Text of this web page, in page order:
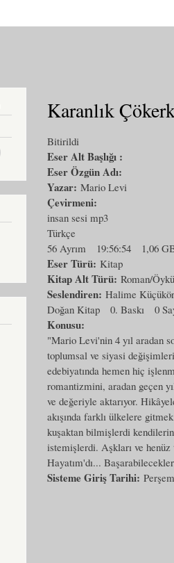
Karanlık
Bitirildi
Eser Alt Başlığı :
Eser Özgün Adı:
Yazar: Mario Levi
Çevirmeni:
insan sesi mp3
Türkçe
56 Ayrım
19:56:54 1,06
Eser Türü: Kitap
Kitap Alt Türü: Roman/Öykü
Seslendiren: Halime
Doğan Kitap
0. Baskı 0
Konusu:
"Mario Levi'nin 4 yıl aradan
toplumsal ve siyasi
edebiyatında hemen hiç
romantizmini, aradan geçen
ve değeriyle aktarıyor.
akışında farklı ülkelere
kuşaktan bilmişlerdi
istemişlerdi. Aşkları ve henüz
Hayatım'dı...
Sisteme Giriş Tarihi: